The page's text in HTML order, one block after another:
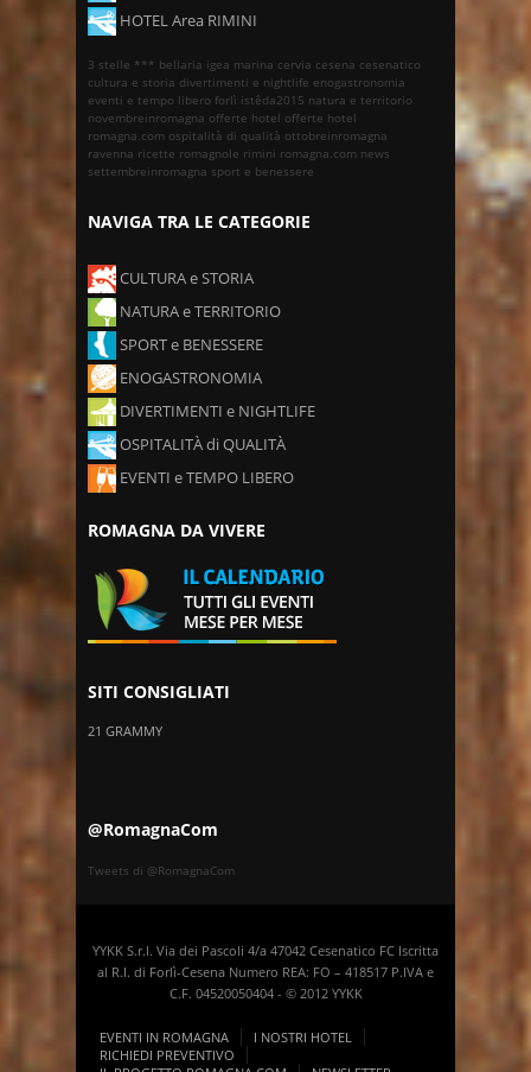
HOTEL Area RIMINI
3 stelle *** bellaria igea marina cervia cesena cesenatico
cultura e storia divertimenti e nightlife enogastronomia
eventi e tempo libero forlì istêda2015 natura e territorio
novembreinromagna offerte hotel offerte hotel
romagna.com ospitalità di qualità ottobreinromagna
ravenna ricette romagnole rimini romagna.com news
settembreinromagna sport e benessere
NAVIGA TRA LE CATEGORIE
CULTURA e STORIA
NATURA e TERRITORIO
SPORT e BENESSERE
ENOGASTRONOMIA
DIVERTIMENTI e NIGHTLIFE
OSPITALITÀ di QUALITÀ
EVENTI e TEMPO LIBERO
ROMAGNA DA VIVERE
SITI CONSIGLIATI
21 GRAMMY
@RomagnaCom
Tweets di @RomagnaCom
YYKK S.r.l. Via dei Pascoli 4/a 47042 Cesenatico FC Iscritta
al R.I. di Forlì-Cesena Numero REA: FO – 418517 P.IVA e
C.F. 04520050404 - © 2012 YYKK
EVENTI IN ROMAGNA
I NOSTRI HOTEL
RICHIEDI PREVENTIVO